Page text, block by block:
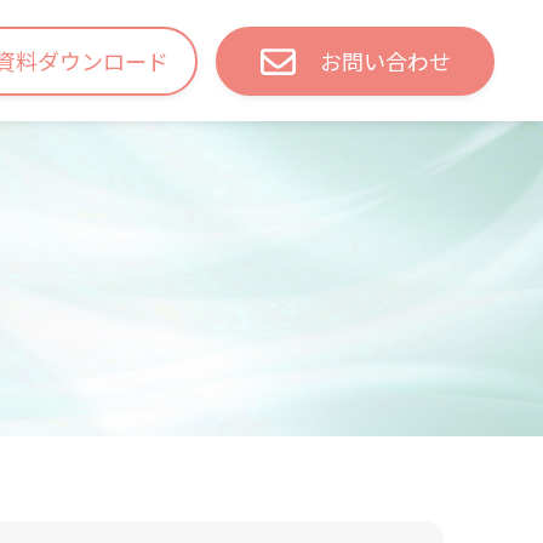
料ダウンロード お問い合わせ